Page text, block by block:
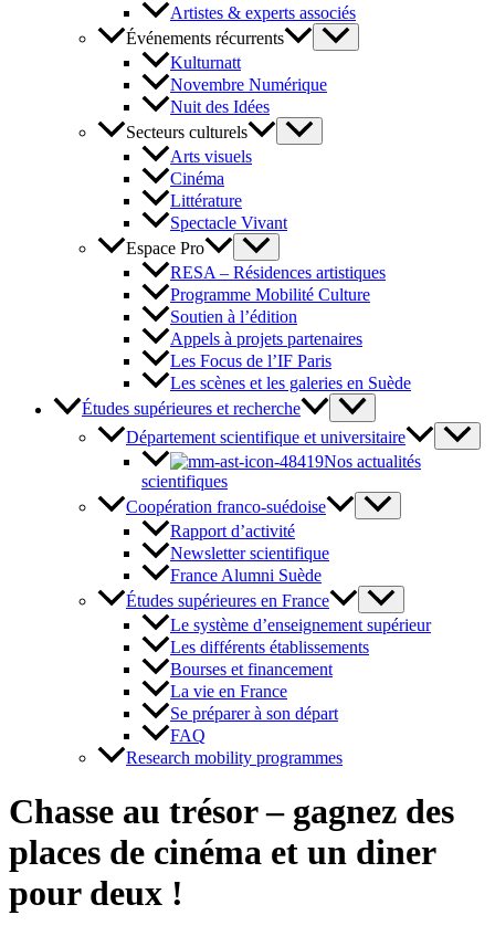
Artistes & experts associés
Événements récurrents
Kulturnatt
Novembre Numérique
Nuit des Idées
Secteurs culturels
Arts visuels
Cinéma
Littérature
Spectacle Vivant
Espace Pro
RESA – Résidences artistiques
Programme Mobilité Culture
Soutien à l’édition
Appels à projets partenaires
Les Focus de l’IF Paris
Les scènes et les galeries en Suède
Études supérieures et recherche
Département scientifique et universitaire
Nos actualités
scientifiques
Coopération franco-suédoise
Rapport d’activité
Newsletter scientifique
France Alumni Suède
Études supérieures en France
Le système d’enseignement supérieur
Les différents établissements
Bourses et financement
La vie en France
Se préparer à son départ
FAQ
Research mobility programmes
Chasse au trésor – gagnez des
places de cinéma et un diner
pour deux !